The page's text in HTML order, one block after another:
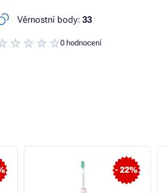
Věrnostní body: 33
0 hodnocení
- 22%